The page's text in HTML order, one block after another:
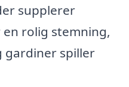
supplerer
rolig stemning,
gardiner spiller